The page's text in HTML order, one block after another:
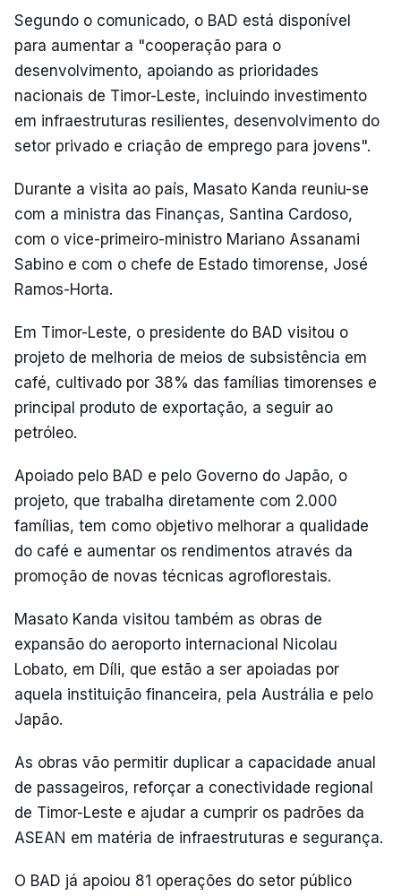
Segundo o comunicado, o BAD está disponível
para aumentar a "cooperação para o
desenvolvimento, apoiando as prioridades
nacionais de Timor-Leste, incluindo investimento
em infraestruturas resilientes, desenvolvimento do
setor privado e criação de emprego para jovens".
Durante a visita ao país, Masato Kanda reuniu-se
com a ministra das Finanças, Santina Cardoso,
com o vice-primeiro-ministro Mariano Assanami
Sabino e com o chefe de Estado timorense, José
Ramos-Horta.
Em Timor-Leste, o presidente do BAD visitou o
projeto de melhoria de meios de subsistência em
café, cultivado por 38% das famílias timorenses e
principal produto de exportação, a seguir ao
petróleo.
Apoiado pelo BAD e pelo Governo do Japão, o
projeto, que trabalha diretamente com 2.000
famílias, tem como objetivo melhorar a qualidade
do café e aumentar os rendimentos através da
promoção de novas técnicas agroflorestais.
Masato Kanda visitou também as obras de
expansão do aeroporto internacional Nicolau
Lobato, em Díli, que estão a ser apoiadas por
aquela instituição financeira, pela Austrália e pelo
Japão.
As obras vão permitir duplicar a capacidade anual
de passageiros, reforçar a conectividade regional
de Timor-Leste e ajudar a cumprir os padrões da
ASEAN em matéria de infraestruturas e segurança.
O BAD já apoiou 81 operações do setor público